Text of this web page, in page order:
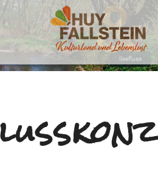
Ilsefluss